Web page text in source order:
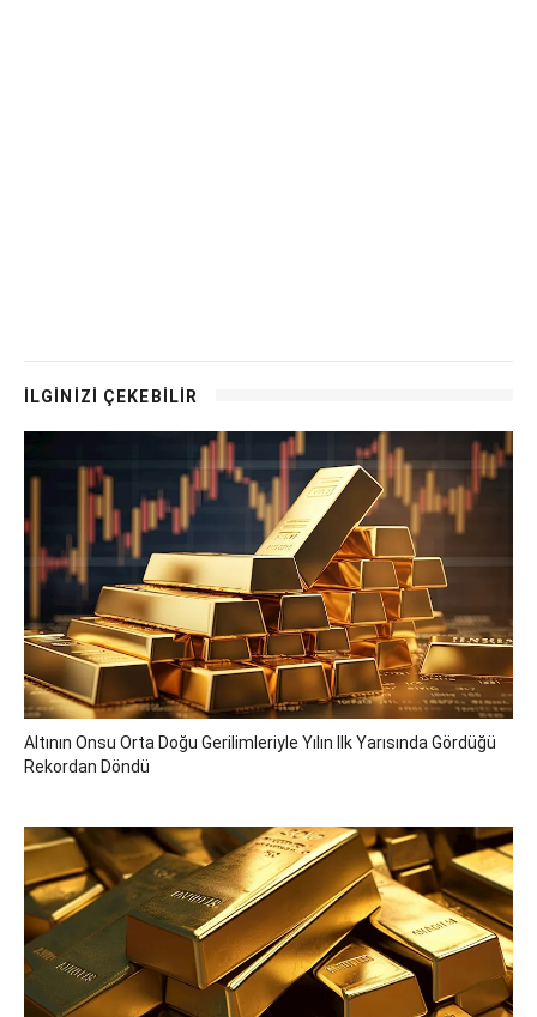
İLGİNİZİ ÇEKEBİLİR
Altının Onsu Orta Doğu Gerilimleriyle Yılın Ilk Yarısında Gördüğü
Rekordan Döndü